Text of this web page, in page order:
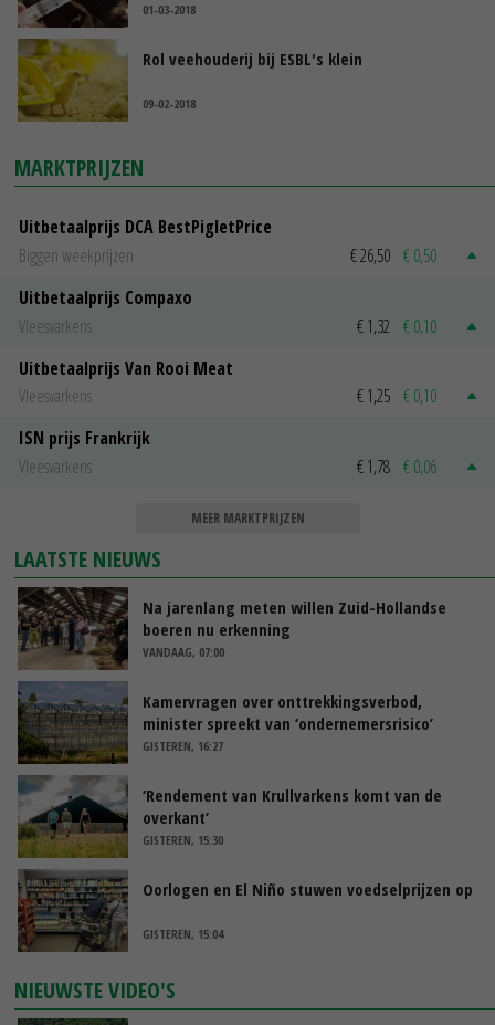
01-03-2018
Rol veehouderij bij ESBL's klein
09-02-2018
MARKTPRIJZEN
Uitbetaalprijs DCA BestPigletPrice
Biggen weekprijzen
€ 26,50 € 0,50
Uitbetaalprijs Compaxo
Vleesvarkens
€ 1,32 € 0,10
Uitbetaalprijs Van Rooi Meat
Vleesvarkens
€ 1,25 € 0,10
ISN prijs Frankrijk
Vleesvarkens
€ 1,78 € 0,06
MEER MARKTPRIJZEN
LAATSTE NIEUWS
Na jarenlang meten willen Zuid-Hollandse
boeren nu erkenning
VANDAAG, 07:00
Kamervragen over onttrekkingsverbod,
minister spreekt van ‘ondernemersrisico’
GISTEREN, 16:27
‘Rendement van Krullvarkens komt van de
overkant’
GISTEREN, 15:30
Oorlogen en El Niño stuwen voedselprijzen op
GISTEREN, 15:04
NIEUWSTE VIDEO'S